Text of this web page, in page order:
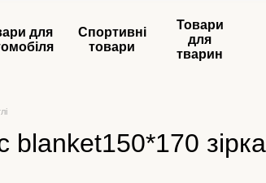
для
Спортивні
товари
Товари
для
тварин